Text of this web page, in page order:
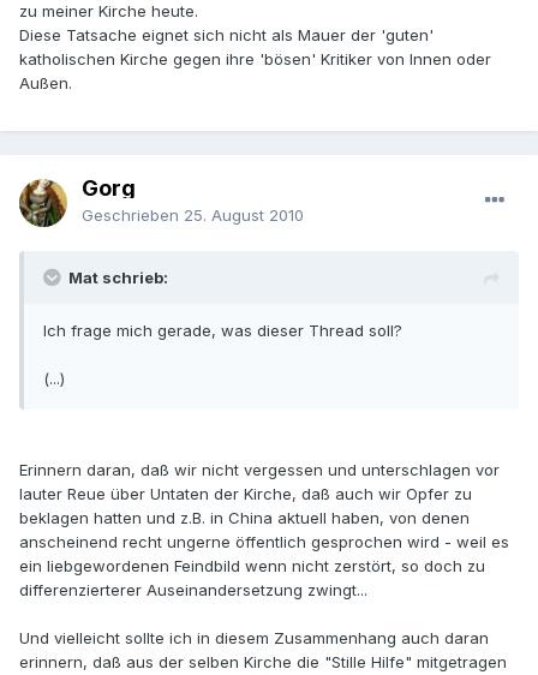
zu meiner Kirche heute.
Diese Tatsache eignet sich nicht als Mauer der 'guten'
katholischen Kirche gegen ihre 'bösen' Kritiker von Innen oder
Außen.
Gorg
Geschrieben 25. August 2010
Mat schrieb:
Ich frage mich gerade, was dieser Thread soll?
(...)
Erinnern daran, daß wir nicht vergessen und unterschlagen vor
lauter Reue über Untaten der Kirche, daß auch wir Opfer zu
beklagen hatten und z.B. in China aktuell haben, von denen
anscheinend recht ungerne öffentlich gesprochen wird - weil es
ein liebgewordenen Feindbild wenn nicht zerstört, so doch zu
differenzierterer Auseinandersetzung zwingt...
Und vielleicht sollte ich in diesem Zusammenhang auch daran
erinnern, daß aus der selben Kirche die "Stille Hilfe" mitgetragen